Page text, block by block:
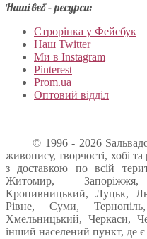
Наші веб – ресурси:
Строрінка у Фейсбук
Наш Twitter
Ми в Instagram
Pinterest
Prom.ua
Оптовий відділ
© 1996 - 2026 Sальвадор
живопису, творчості, хобі
з доставкою по всій
Житомир,
Кропивницький, Луцьк,
Рівне, Суми,
Хмельницький, Черкаси,
інший населений пункт, де